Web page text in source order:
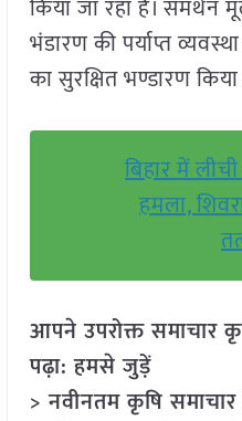
किया जा रहा है। समर्थन
भंडारण की पर्याप्त
का सुरक्षित भण्डारण
बिहार में
हमला,
आपने उपरोक्त
पढ़ा: हमसे जुड़ें
> नवीनतम कृषि